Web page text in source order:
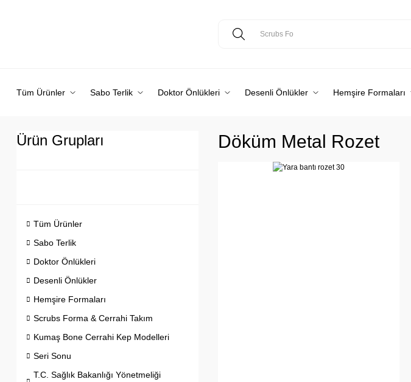
Tüm Ürünler Sabo Terlik Doktor Önlükleri Desenli Önlükler Hemşire Formaları
Ürün Grupları
Tüm Ürünler
Sabo Terlik
Doktor Önlükleri
Desenli Önlükler
Hemşire Formaları
Scrubs Forma & Cerrahi Takım
Kumaş Bone Cerrahi Kep Modelleri
Seri Sonu
T.C. Sağlık Bakanlığı Yönetmeliği
Döküm Metal Rozet